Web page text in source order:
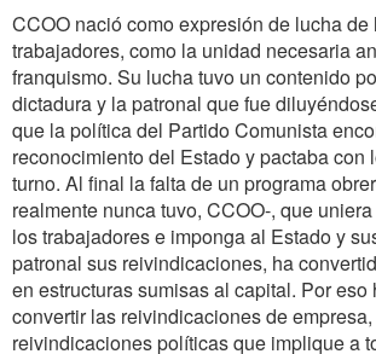
CCOO nació como expresión de lucha de
trabajadores, como la unidad necesaria
franquismo. Su lucha tuvo un contenido
dictadura y la patronal que fue
que la política del Partido Comunista
reconocimiento del Estado y pactaba con
turno. Al final la falta de un programa
realmente nunca tuvo, CCOO-, que
los trabajadores e imponga al Estado y
patronal sus reivindicaciones, ha
en estructuras sumisas al capital. Por eso
convertir las reivindicaciones de empresa,
reivindicaciones políticas que implique a